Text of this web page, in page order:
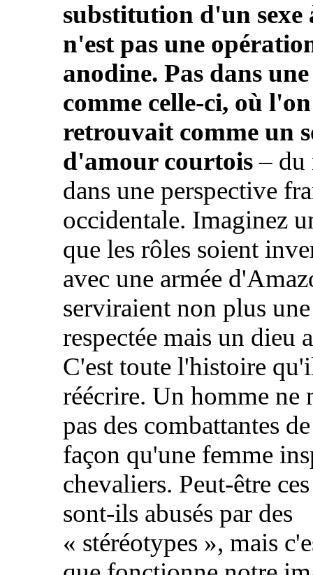
substitution d'un sexe
n'est pas une
anodine. Pas dans
comme celle-ci, où l'on
retrouvait comme un
d'amour courtois– du
dans une perspective
occidentale. Imaginez
que les rôles soient
avec une armée
serviraient non plus une
respectée mais un
C'est toute l'histoire
réécrire. Un homme ne
pas des combattantes
façon qu'une femme
chevaliers. Peut-être
sont-ils abusés par des
« stéréotypes », mais